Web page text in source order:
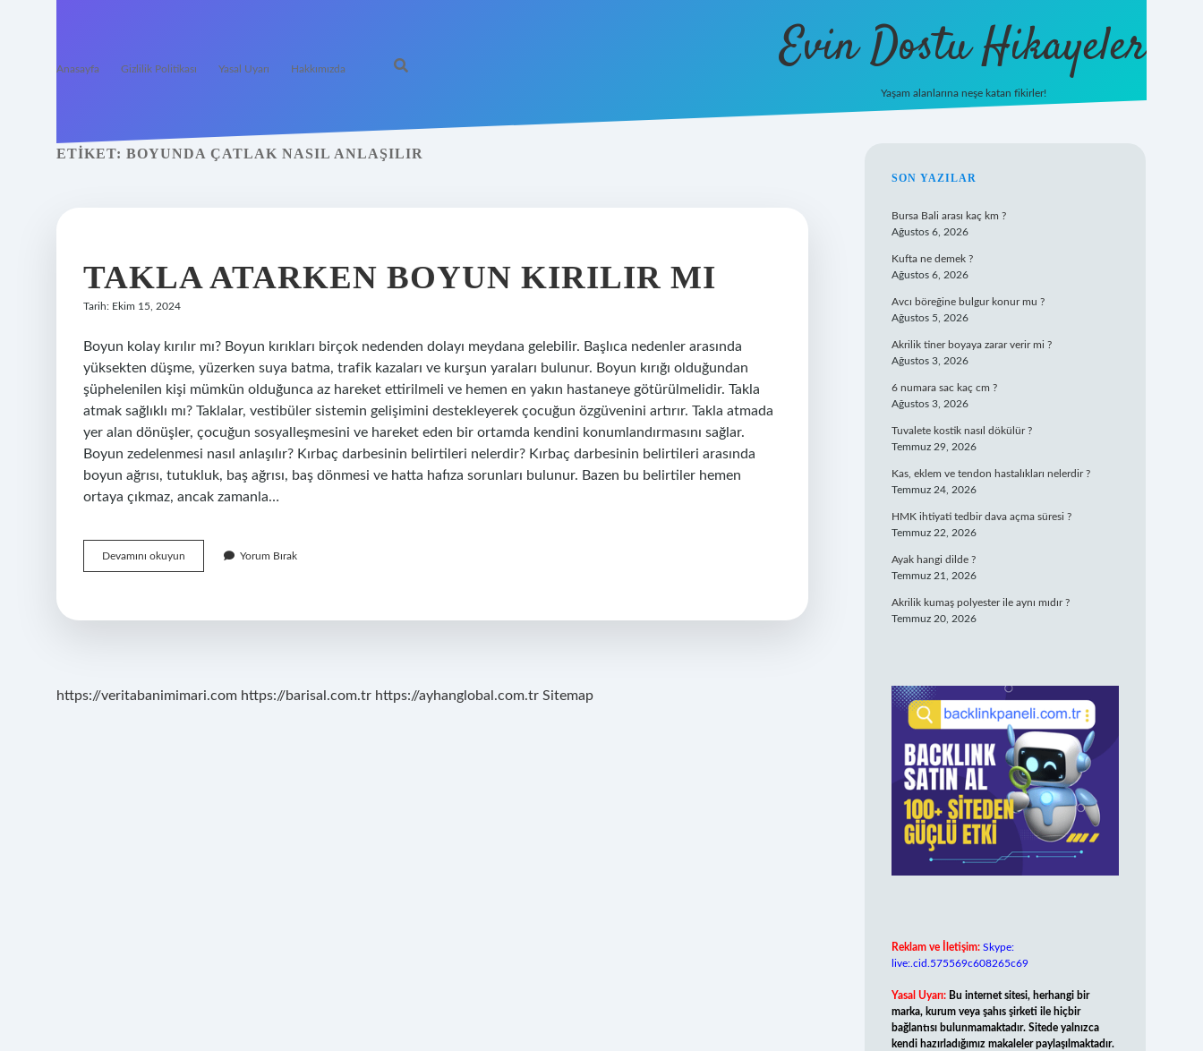
Anasayfa Gizlilik Politikası Yasal Uyarı Hakkımızda Evin Dostu Hikayeler
Yaşam alanlarına neşe katan fikirler!
ETIKET: BOYUNDA ÇATLAK NASIL ANLAŞILIR
TAKLA ATARKEN BOYUN KIRILIR MI
Tarih: Ekim 15, 2024
Boyun kolay kırılır mı? Boyun kırıkları birçok nedenden dolayı meydana gelebilir. Başlıca nedenler arasında
yüksekten düşme, yüzerken suya batma, trafik kazaları ve kurşun yaraları bulunur. Boyun kırığı olduğundan
şüphelenilen kişi mümkün olduğunca az hareket ettirilmeli ve hemen en yakın hastaneye götürülmelidir. Takla
atmak sağlıklı mı? Taklalar, vestibüler sistemin gelişimini destekleyerek çocuğun özgüvenini artırır. Takla atmada
yer alan dönüşler, çocuğun sosyalleşmesini ve hareket eden bir ortamda kendini konumlandırmasını sağlar.
Boyun zedelenmesi nasıl anlaşılır? Kırbaç darbesinin belirtileri nelerdir? Kırbaç darbesinin belirtileri arasında
boyun ağrısı, tutukluk, baş ağrısı, baş dönmesi ve hatta hafıza sorunları bulunur. Bazen bu belirtiler hemen
ortaya çıkmaz, ancak zamanla…
Devamını okuyun
Atarken
Mı
Yorum Bırak
https://veritabanimimari.com https://barisal.com.tr https://ayhanglobal.com.tr Sitemap
SIDEBAR
SON YAZILAR
Bursa Bali arası kaç km ?
Ağustos 6, 2026
Kufta ne demek ?
Ağustos 6, 2026
Avcı böreğine bulgur konur mu ?
Ağustos 5, 2026
Akrilik tiner boyaya zarar verir mi ?
Ağustos 3, 2026
6 numara sac kaç cm ?
Ağustos 3, 2026
Tuvalete kostik nasıl dökülür ?
Temmuz 29, 2026
Kas, eklem ve tendon hastalıkları nelerdir ?
Temmuz 24, 2026
HMK ihtiyati tedbir dava açma süresi ?
Temmuz 22, 2026
Ayak hangi dilde ?
Temmuz 21, 2026
Akrilik kumaş polyester ile aynı mıdır ?
Temmuz 20, 2026
Reklam ve İletişim: Skype:
live:.cid.575569c608265c69
Yasal Uyarı: Bu internet sitesi, herhangi bir
marka, kurum veya şahıs şirketi ile hiçbir
bağlantısı bulunmamaktadır. Sitede yalnızca
kendi hazırladığımız makaleler paylaşılmaktadır.